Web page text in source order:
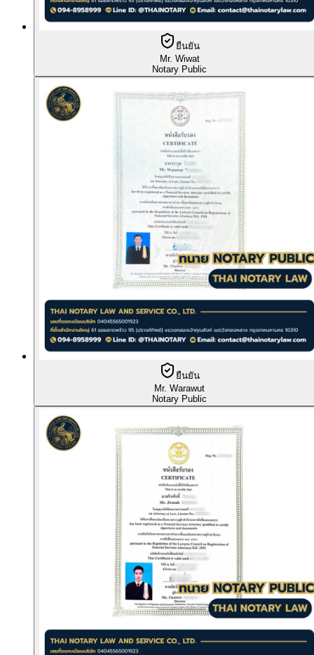
ยืนยัน
Mr. Wiwat
Notary Public
ยืนยัน
Mr. Warawut
Notary Public